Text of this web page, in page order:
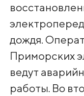
дождя.
Приморских
ведут
работы. Во